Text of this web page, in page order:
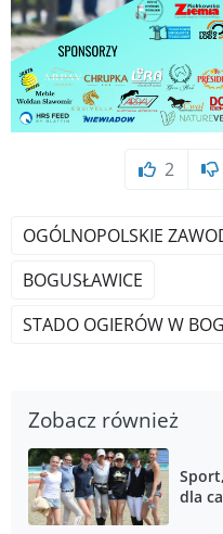
2
OGÓLNOPOLSKIE
BOGUSŁAWICE
STADO OGIERÓW W
Zobacz również
dla